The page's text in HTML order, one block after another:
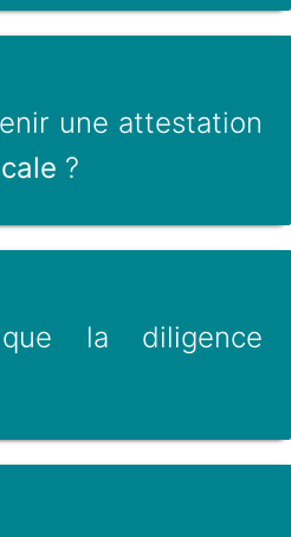
une attestation
?
la diligence